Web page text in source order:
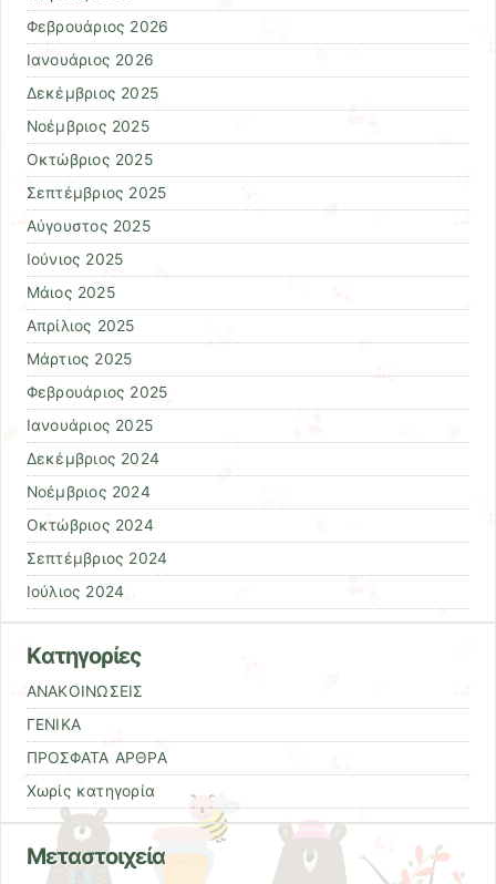
Φεβρουάριος 2026
Ιανουάριος 2026
Δεκέμβριος 2025
Νοέμβριος 2025
Οκτώβριος 2025
Σεπτέμβριος 2025
Αύγουστος 2025
Ιούνιος 2025
Μάιος 2025
Απρίλιος 2025
Μάρτιος 2025
Φεβρουάριος 2025
Ιανουάριος 2025
Δεκέμβριος 2024
Νοέμβριος 2024
Οκτώβριος 2024
Σεπτέμβριος 2024
Ιούλιος 2024
Kατηγορίες
ΑΝΑΚΟΙΝΩΣΕΙΣ
ΓΕΝΙΚΑ
ΠΡΟΣΦΑΤΑ ΑΡΘΡΑ
Χωρίς κατηγορία
Μεταστοιχεία